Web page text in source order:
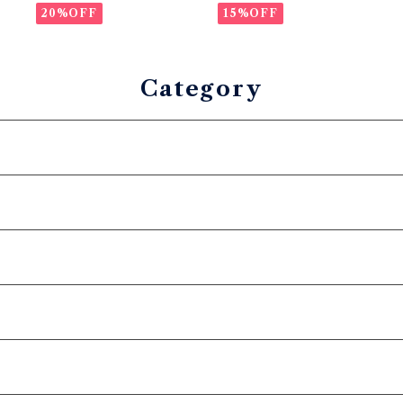
03）インレイ・リザード ×
イタリアンショルダーレザ
20%OFF
03）インレイ・リザード ×
イタリアンショルダーレザ
15%OFF
Category